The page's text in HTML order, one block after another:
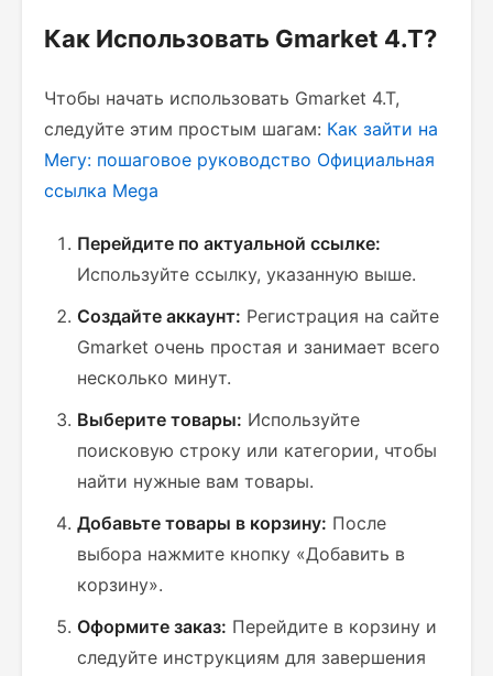
Как Использовать Gmarket 4.T?
Чтобы начать использовать Gmarket 4.T,
следуйте этим простым шагам: Как зайти на
Мегу: пошаговое руководство Официальная
ссылка Mega
Перейдите по актуальной ссылке:
Используйте ссылку, указанную выше.
Создайте аккаунт: Регистрация на сайте
Gmarket очень простая и занимает всего
несколько минут.
Выберите товары: Используйте
поисковую строку или категории, чтобы
найти нужные вам товары.
Добавьте товары в корзину: После
выбора нажмите кнопку «Добавить в
корзину».
Оформите заказ: Перейдите в корзину и
следуйте инструкциям для завершения